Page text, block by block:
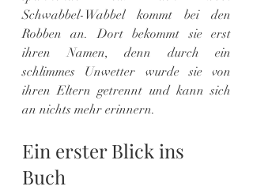
Schwabbel-Wabbel kommt bei den
Robben an. Dort bekommt sie erst
ihren Namen, denn durch ein
schlimmes Unwetter wurde sie von
ihren Eltern getrennt und kann sich
an nichts mehr erinnern.
Ein erster Blick ins
Buch